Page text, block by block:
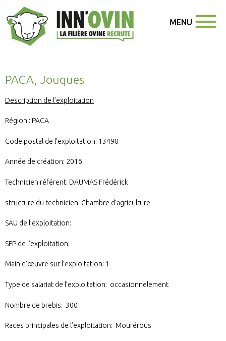
MENU
PACA, Jouques
Description de l’exploitation
Région : PACA
Code postal de l’exploitation: 13490
Année de création: 2016
Technicien référent: DAUMAS Frédérick
structure du technicien: Chambre d’agriculture
SAU de l’exploitation:
SFP de l’exploitation:
Main d’œuvre sur l’exploitation: 1
Type de salariat de l’exploitation: occasionnelement
Nombre de brebis: 300
Races principales de l’exploitation: Mourérous